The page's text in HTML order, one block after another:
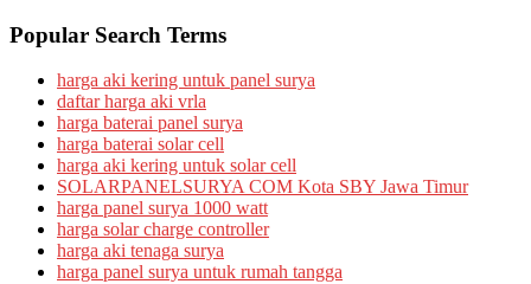
Popular Search Terms
harga aki kering untuk panel surya
daftar harga aki vrla
harga baterai panel surya
harga baterai solar cell
harga aki kering untuk solar cell
SOLARPANELSURYA COM Kota SBY Jawa Timur
harga panel surya 1000 watt
harga solar charge controller
harga aki tenaga surya
harga panel surya untuk rumah tangga